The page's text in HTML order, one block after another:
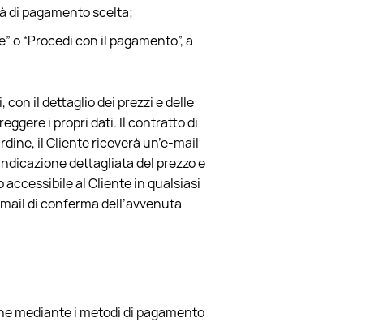
di pagamento scelta;
o “Procedi con il pagamento”, a
con il dettaglio dei prezzi e delle
i propri dati. Il contratto di
il Cliente riceverà un’e-mail
dettagliata del prezzo e
accessibile al Cliente in qualsiasi
di conferma dell’avvenuta
mediante i metodi di pagamento